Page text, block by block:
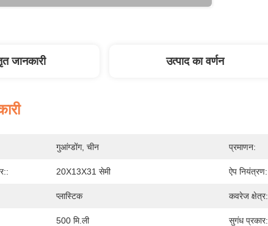
जानकारी उत्पाद का वर्णन
गुआंग्डोंग, चीन प्रमाणन:
20X13X31 सेमी ऐप नियंत्रण:
प्लास्टिक कवरेज क्षेत्र:
500 मि.ली सुगंध प्रकार: